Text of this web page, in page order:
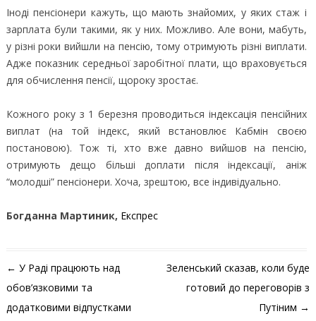
Іноді пенсіонери кажуть, що мають знайомих, у яких стаж і
зарплата були такими, як у них. Можливо. Але вони, мабуть,
у різні роки вийшли на пенсію, тому отримують різні виплати.
Адже показник середньої заробітної плати, що враховується
для обчислення пенсії, щороку зростає.
Кожного року з 1 березня проводиться індексація пенсійних
виплат (на той індекс, який встановлює Кабмін своєю
постановою). Тож ті, хто вже давно вийшов на пенсію,
отримують дещо більші доплати після індексації, аніж
“молодші” пенсіонери. Хоча, зрештою, все індивідуально.
Богданна Мартиник, Експрес
Навігація по запису
← У Раді працюють над
обов’язковими та
додатковими відпустками
Зеленський сказав, коли буде
готовий до переговорів з
Путіним →